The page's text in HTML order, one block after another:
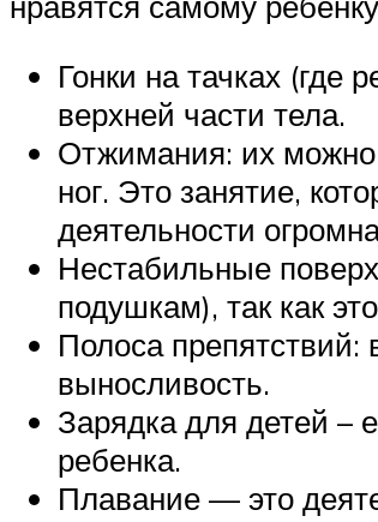
Гонки на тачках (где
верхней части тела.
Отжимания: их можно
ног. Это занятие,
деятельности
Нестабильные
подушкам), так как
Полоса препятствий:
выносливость.
Зарядка для детей –
ребенка.
Плавание — это